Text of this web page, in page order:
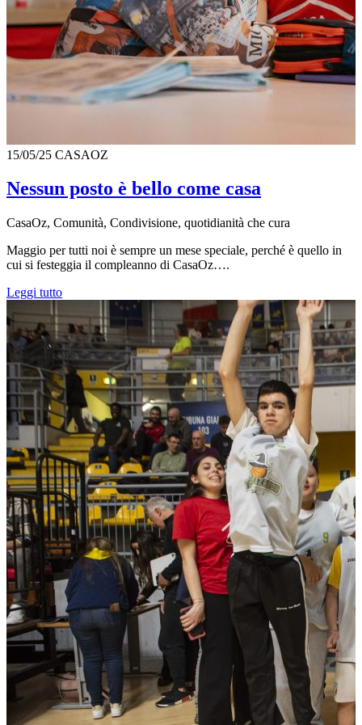
15/05/25 CASAOZ
Nessun posto è bello come casa
CasaOz, Comunità, Condivisione, quotidianità che cura
Maggio per tutti noi è sempre un mese speciale, perché è quello in
cui si festeggia il compleanno di CasaOz….
Leggi tutto